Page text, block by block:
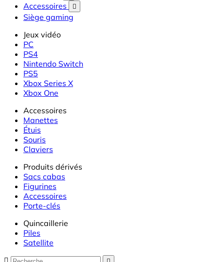
Accessoires 
Siège gaming
Jeux vidéo
PC
PS4
Nintendo Switch
PS5
Xbox Series X
Xbox One
Accessoires
Manettes
Étuis
Souris
Claviers
Produits dérivés
Sacs cabas
Figurines
Accessoires
Porte-clés
Quincaillerie
Piles
Satellite